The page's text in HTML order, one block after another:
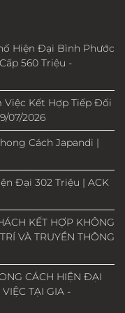
Hiện Đại Bình Phước
560 Triệu -
Việc Kết Hợp Tiếp Đối
07/2026
Cách Japandi |
Đại 302 Triệu | ACK
KẾT HỢP KHÔNG
VÀ TRUYỀN THÔNG
CÁCH HIỆN ĐẠI
TẠI GIA -